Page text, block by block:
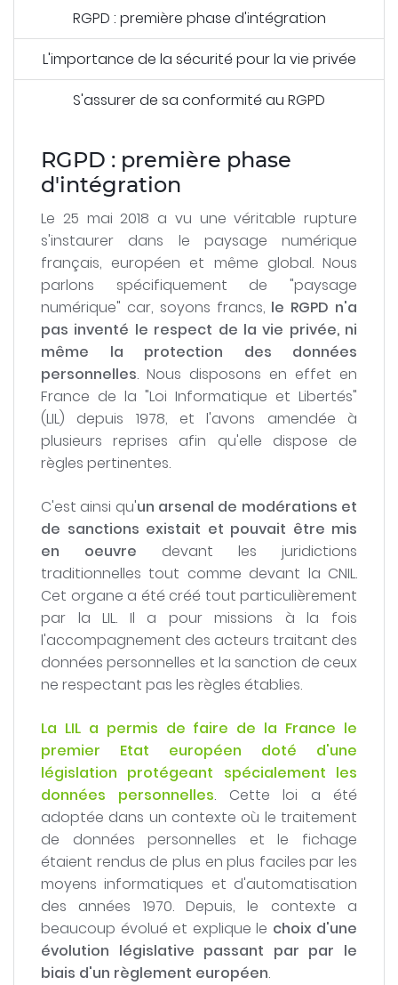
RGPD : première phase d'intégration
L'importance de la sécurité pour la vie privée
S'assurer de sa conformité au RGPD
RGPD : première phase
d'intégration
Le 25 mai 2018 a vu une véritable rupture
s'instaurer dans le paysage numérique
français, européen et même global. Nous
parlons spécifiquement de "paysage
numérique" car, soyons francs, le RGPD n'a
pas inventé le respect de la vie privée, ni
même la protection des données
personnelles. Nous disposons en effet en
France de la "Loi Informatique et Libertés"
(LIL) depuis 1978, et l'avons amendée à
plusieurs reprises afin qu'elle dispose de
règles pertinentes.
C'est ainsi qu'un arsenal de modérations et
de sanctions existait et pouvait être mis
en oeuvre devant les juridictions
traditionnelles tout comme devant la CNIL.
Cet organe a été créé tout particulièrement
par la LIL. Il a pour missions à la fois
l'accompagnement des acteurs traitant des
données personnelles et la sanction de ceux
ne respectant pas les règles établies.
La LIL a permis de faire de la France le
premier Etat européen doté d'une
législation protégeant spécialement les
données personnelles. Cette loi a été
adoptée dans un contexte où le traitement
de données personnelles et le fichage
étaient rendus de plus en plus faciles par les
moyens informatiques et d'automatisation
des années 1970. Depuis, le contexte a
beaucoup évolué et explique le choix d'une
évolution législative passant par par le
biais d'un règlement européen.